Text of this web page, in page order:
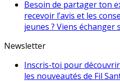
Besoin de partager ton
recevoir l’avis et les
jeunes ? Viens échanger
Newsletter
Inscris-toi pour
les nouveautés de Fil